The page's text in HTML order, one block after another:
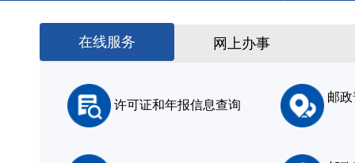
在线服务 网上办事
许可证和年报信息查询
邮